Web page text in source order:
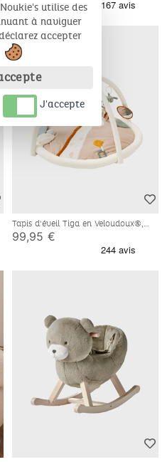
Tapis d'éveil Tiga en Veloudoux®,
beige
99,95 €
utilise des
à naviguer
accepter
J'accepte